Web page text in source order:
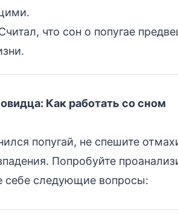
что сон о попугае
Как работать со сном
попугай, не спешите
Попробуйте
себе следующие вопросы: